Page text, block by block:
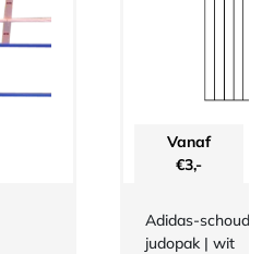
Vanaf
€3,-
Adidas-
judopak | wit